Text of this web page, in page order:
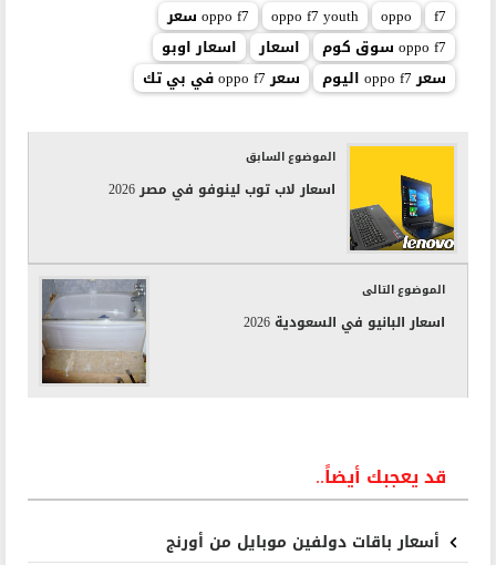
f7
oppo
oppo f7 youth
oppo f7 سعر
oppo f7 سوق كوم
اسعار
اسعار اوبو
سعر oppo f7 اليوم
سعر oppo f7 في بي تك
الموضوع السابق
اسعار لاب توب لينوفو في مصر 2026
الموضوع التالى
اسعار البانيو في السعودية 2026
قد يعجبك أيضاً..
أسعار باقات دولفين موبايل من أورنج